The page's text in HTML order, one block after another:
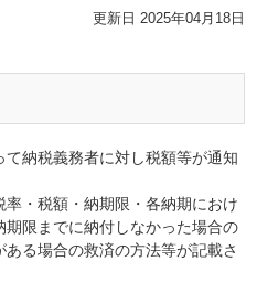
更新日 2025年04月18日
納税義務者に対し税額等が通知
・税額・納期限・各納期におけ
限までに納付しなかった場合の
る場合の救済の方法等が記載さ